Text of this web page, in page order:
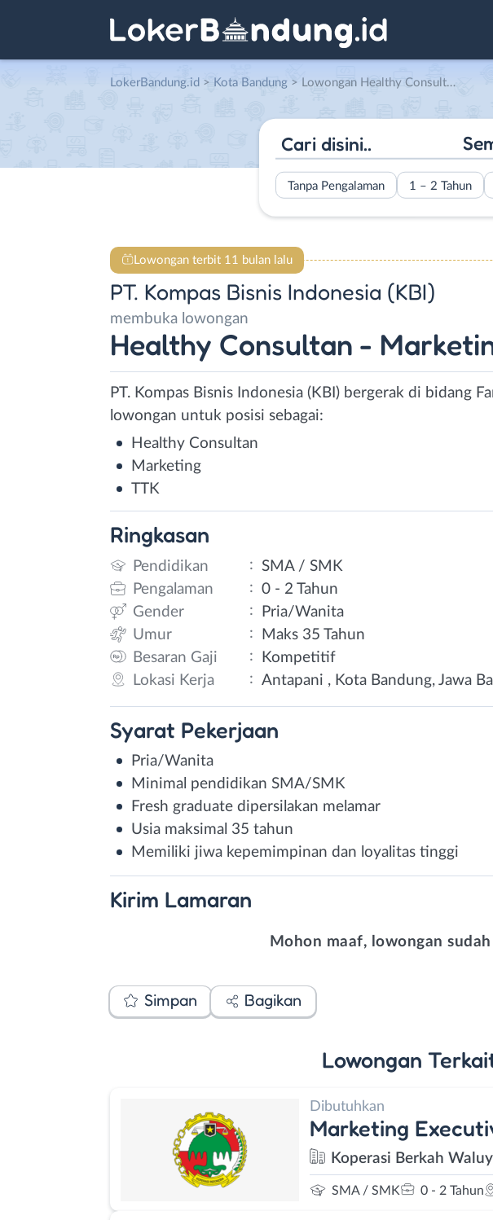
LokerBandung.id > Kota Bandung > Lowongan Healthy Consultan – Marketing – TTK di PT. Kompas Bisnis Indonesia (KBI)
Tanpa Pengalaman 1 – 2 Tahun
Lowongan terbit 11 bulan lalu
PT. Kompas Bisnis Indonesia (KBI)
membuka lowongan
Healthy Consultan -
PT. Kompas Bisnis Indonesia (KBI) bergerak di bidang
lowongan untuk posisi sebagai:
Healthy Consultan
Marketing
TTK
Ringkasan
Pendidikan : SMA / SMK
Pengalaman
: 0 - 2 Tahun
Gender
:
Pria/Wanita
Umur
:
Maks 35 Tahun
Besaran Gaji
:
Kompetitif
Lokasi Kerja
: Antapani , Kota Bandung, Jawa
Syarat Pekerjaan
Pria/Wanita
Minimal pendidikan SMA/SMK
Fresh graduate dipersilakan melamar
Usia maksimal 35 tahun
Memiliki jiwa kepemimpinan dan loyalitas tinggi
Kirim Lamaran
Mohon maaf, lowongan
Simpan Bagikan
Lowongan
Dibutuhkan
Marketing
Koperasi Berkah
SMA / SMK 0 - 2 Tahun